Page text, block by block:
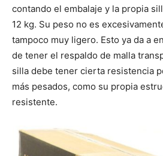
contando el embalaje y la propia
12 kg. Su peso no es
tampoco muy ligero. Esto ya da a
de tener el respaldo de malla
silla debe tener cierta resistencia
más pesados, como su propia
resistente.